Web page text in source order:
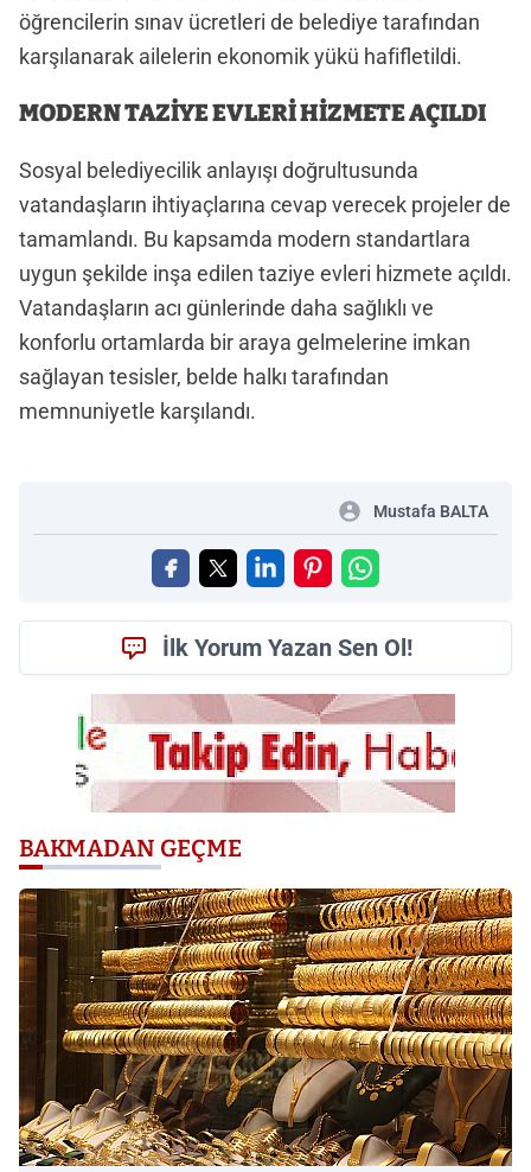
öğrencilerin sınav ücretleri de belediye tarafından
karşılanarak ailelerin ekonomik yükü hafifletildi.
MODERN TAZİYE EVLERİ HİZMETE AÇILDI
Sosyal belediyecilik anlayışı doğrultusunda
vatandaşların ihtiyaçlarına cevap verecek projeler de
tamamlandı. Bu kapsamda modern standartlara
uygun şekilde inşa edilen taziye evleri hizmete açıldı.
Vatandaşların acı günlerinde daha sağlıklı ve
konforlu ortamlarda bir araya gelmelerine imkan
sağlayan tesisler, belde halkı tarafından
memnuniyetle karşılandı.
Mustafa BALTA
İlk Yorum Yazan Sen Ol!
BAKMADAN GEÇME